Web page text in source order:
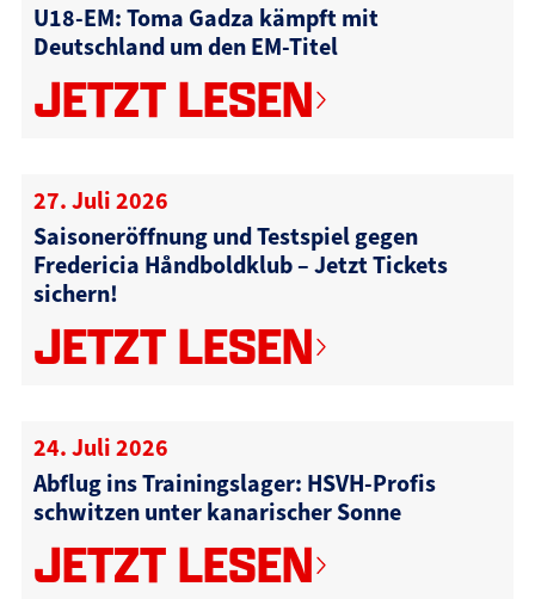
U18-EM: Toma Gadza kämpft mit
Deutschland um den EM-Titel
JETZT LESEN
27. Juli 2026
Saisoneröffnung und Testspiel gegen
Fredericia Håndboldklub – Jetzt Tickets
sichern!
JETZT LESEN
24. Juli 2026
Abflug ins Trainingslager: HSVH-Profis
schwitzen unter kanarischer Sonne
JETZT LESEN